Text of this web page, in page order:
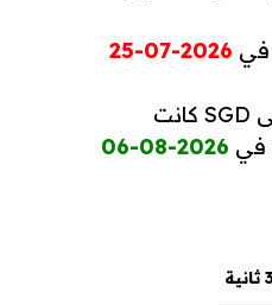
2026-07-25
2026-08-06